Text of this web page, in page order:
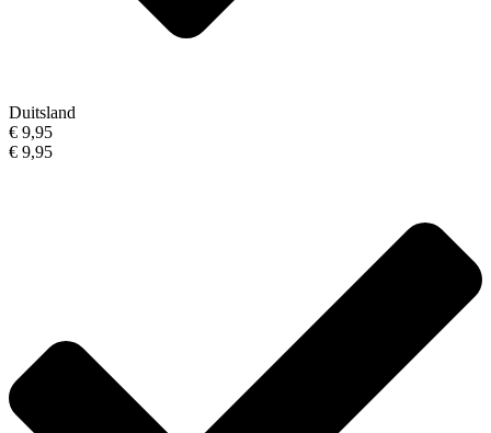
Duitsland
€ 9,95
€ 9,95